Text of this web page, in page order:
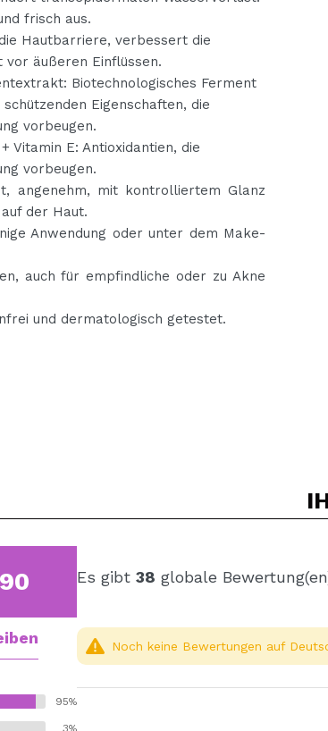
frisch aus.
Hautbarriere, verbessert die
äußeren Einflüssen.
Biotechnologisches Ferment
Eigenschaften, die
vorbeugen.
Vitamin E: Antioxidantien, die
vorbeugen.
angenehm, mit kontrolliertem Glanz
der Haut.
Anwendung oder unter dem Make-
auch für empfindliche oder zu Akne
und dermatologisch getestet.
95%
3%
Es gibt 38 globale
Noch keine Bewertungen auf